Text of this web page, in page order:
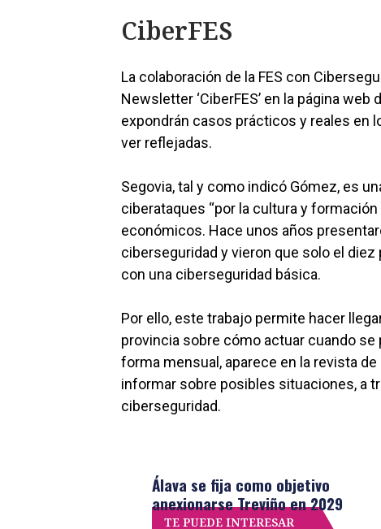
CiberFES
La colaboración de la FES con
Newsletter ‘CiberFES’ en la página
expondrán casos prácticos y reales en
ver reflejadas.
Segovia, tal y como indicó Gómez, es
ciberataques “por la cultura y
económicos. Hace unos años
ciberseguridad y vieron que solo el
con una ciberseguridad básica.
Por ello, este trabajo permite hacer
provincia sobre cómo actuar cuando
forma mensual, aparece en la revista
informar sobre posibles situaciones, a
ciberseguridad.
TE PUEDE INTERESAR
Álava se fija como objetivo
anexionarse Treviño en 2029